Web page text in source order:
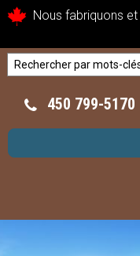
Nous fabriquons et
450 799-5170